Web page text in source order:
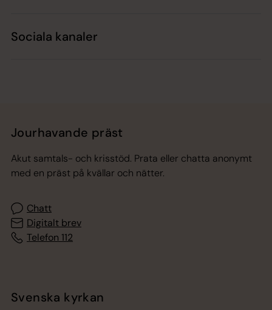
Sociala kanaler
Jourhavande präst
Akut samtals- och krisstöd. Prata eller chatta anonymt
med en präst på kvällar och nätter.
Chatt
Digitalt brev
Telefon 112
Svenska kyrkan